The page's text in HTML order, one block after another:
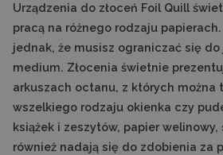
Urządzenia do złoceń Foil Quill
pracą na różnego rodzaju
jednak, że musisz ograniczać się
medium. Złocenia świetnie
arkuszach octanu, z których można
wszelkiego rodzaju okienka czy
książek i zeszytów, papier welinowy,
również nadają się do zdobienia za